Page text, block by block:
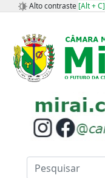
Alto contraste [Alt + C]